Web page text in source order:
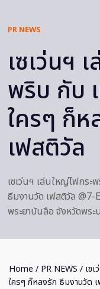
PR NEWS
เซเว่นฯ
พริบ กับ
ใครๆ ก็ห
เฟสติวัล
เซเว่นฯ เล่นใหญ่ไฟกร
ธีมงานวัด เฟสติวัล @7-
พระยาบันลือ จังหวัดพร
Home / PR NEWS / เซ
ใครๆ ก็หลงรัก ธีมงานวัด